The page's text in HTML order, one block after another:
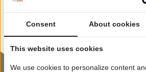
Consent About cookies
This website uses cookies
We use cookies to personalize content